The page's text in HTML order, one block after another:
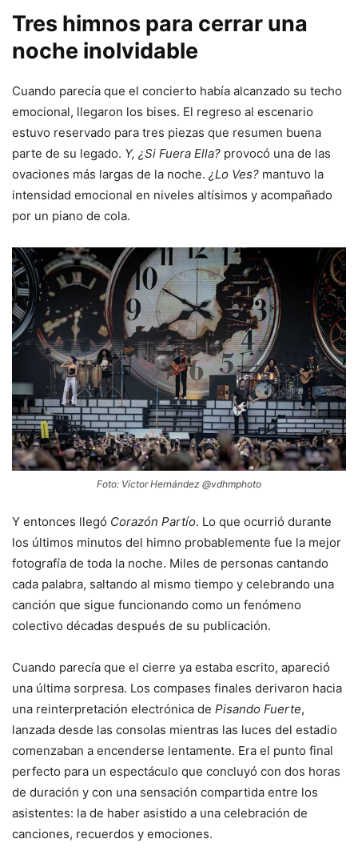
Tres himnos para cerrar una
noche inolvidable
Cuando parecía que el concierto había alcanzado su techo
emocional, llegaron los bises. El regreso al escenario
estuvo reservado para tres piezas que resumen buena
parte de su legado. Y, ¿Si Fuera Ella? provocó una de las
ovaciones más largas de la noche. ¿Lo Ves? mantuvo la
intensidad emocional en niveles altísimos y acompañado
por un piano de cola.
Foto: Víctor Hernández @vdhmphoto
Y entonces llegó Corazón Partío. Lo que ocurrió durante
los últimos minutos del himno probablemente fue la mejor
fotografía de toda la noche. Miles de personas cantando
cada palabra, saltando al mismo tiempo y celebrando una
canción que sigue funcionando como un fenómeno
colectivo décadas después de su publicación.
Cuando parecía que el cierre ya estaba escrito, apareció
una última sorpresa. Los compases finales derivaron hacia
una reinterpretación electrónica de Pisando Fuerte,
lanzada desde las consolas mientras las luces del estadio
comenzaban a encenderse lentamente. Era el punto final
perfecto para un espectáculo que concluyó con dos horas
de duración y con una sensación compartida entre los
asistentes: la de haber asistido a una celebración de
canciones, recuerdos y emociones.